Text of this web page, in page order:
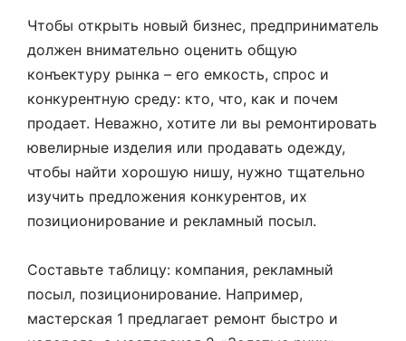
Чтобы открыть новый бизнес, предприниматель
должен внимательно оценить общую
конъектуру рынка – его емкость, спрос и
конкурентную среду: кто, что, как и почем
продает. Неважно, хотите ли вы ремонтировать
ювелирные изделия или продавать одежду,
чтобы найти хорошую нишу, нужно тщательно
изучить предложения конкурентов, их
позиционирование и рекламный посыл.
Составьте таблицу: компания, рекламный
посыл, позиционирование. Например,
мастерская 1 предлагает ремонт быстро и